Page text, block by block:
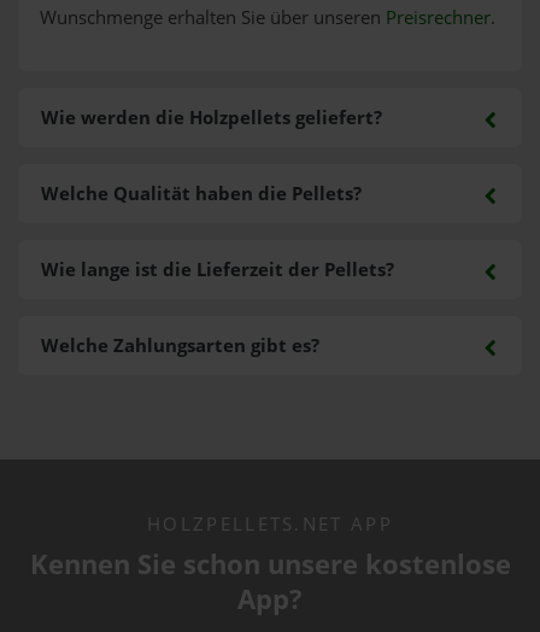
Wunschmenge erhalten Sie über unseren Preisrechner.
Wie werden die Holzpellets geliefert?
Welche Zahlungsarten gibt es?
Welche Qualität haben die Pellets?
Wie lange ist die Lieferzeit der Pellets?
HOLZPELLETS.NET APP
Kennen Sie schon unsere kostenlose
App?